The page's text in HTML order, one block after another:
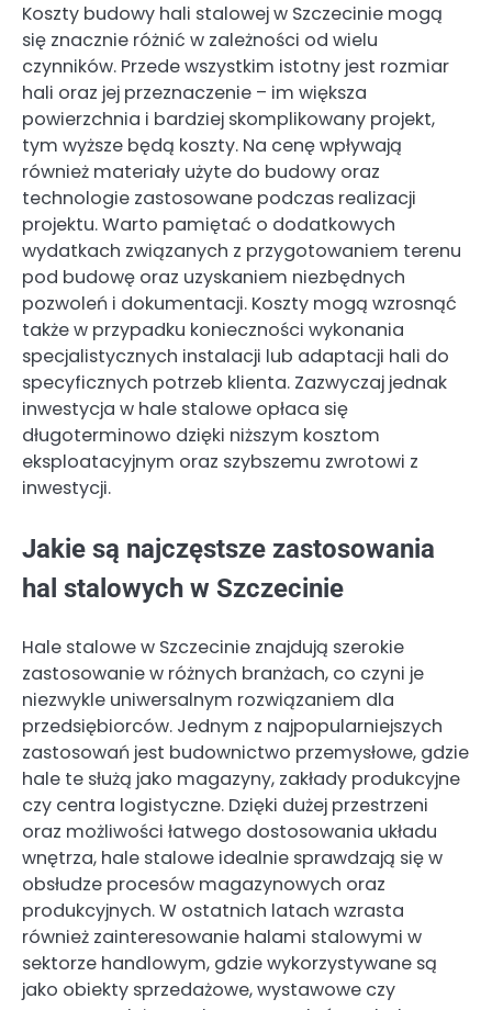
Koszty budowy hali stalowej w Szczecinie mogą
się znacznie różnić w zależności od wielu
czynników. Przede wszystkim istotny jest rozmiar
hali oraz jej przeznaczenie – im większa
powierzchnia i bardziej skomplikowany projekt,
tym wyższe będą koszty. Na cenę wpływają
również materiały użyte do budowy oraz
technologie zastosowane podczas realizacji
projektu. Warto pamiętać o dodatkowych
wydatkach związanych z przygotowaniem terenu
pod budowę oraz uzyskaniem niezbędnych
pozwoleń i dokumentacji. Koszty mogą wzrosnąć
także w przypadku konieczności wykonania
specjalistycznych instalacji lub adaptacji hali do
specyficznych potrzeb klienta. Zazwyczaj jednak
inwestycja w hale stalowe opłaca się
długoterminowo dzięki niższym kosztom
eksploatacyjnym oraz szybszemu zwrotowi z
inwestycji.
Jakie są najczęstsze zastosowania
hal stalowych w Szczecinie
Hale stalowe w Szczecinie znajdują szerokie
zastosowanie w różnych branżach, co czyni je
niezwykle uniwersalnym rozwiązaniem dla
przedsiębiorców. Jednym z najpopularniejszych
zastosowań jest budownictwo przemysłowe, gdzie
hale te służą jako magazyny, zakłady produkcyjne
czy centra logistyczne. Dzięki dużej przestrzeni
oraz możliwości łatwego dostosowania układu
wnętrza, hale stalowe idealnie sprawdzają się w
obsłudze procesów magazynowych oraz
produkcyjnych. W ostatnich latach wzrasta
również zainteresowanie halami stalowymi w
sektorze handlowym, gdzie wykorzystywane są
jako obiekty sprzedażowe, wystawowe czy